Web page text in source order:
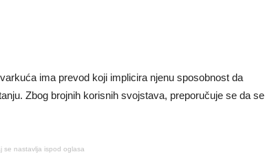
ima prevod koji implicira njenu sposobnost da
Zbog brojnih korisnih svojstava, preporučuje se da se
se nastavlja ispod oglasa